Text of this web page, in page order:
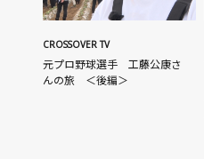
CROSSOVER TV
元プロ野球選手 工藤公康さ
んの旅 ＜後編＞